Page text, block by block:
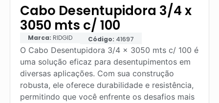
Cabo Desentupidora 3/4 x
3050 mts c/ 100
Marca: RIDGID Código: 41697
O Cabo Desentupidora 3/4 x 3050 mts c/ 100 é
uma solução eficaz para desentupimentos em
diversas aplicações. Com sua construção
robusta, ele oferece durabilidade e resistência,
permitindo que você enfrente os desafios mais